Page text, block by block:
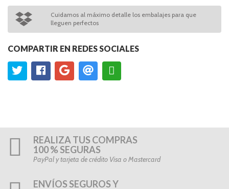
Cuidamos al máximo detalle los embalajes para que
lleguen perfectos
COMPARTIR EN REDES SOCIALES
REALIZA TUS COMPRAS
100 % SEGURAS
PayPal y tarjeta de crédito Visa o Mastercard
ENVÍOS SEGUROS Y